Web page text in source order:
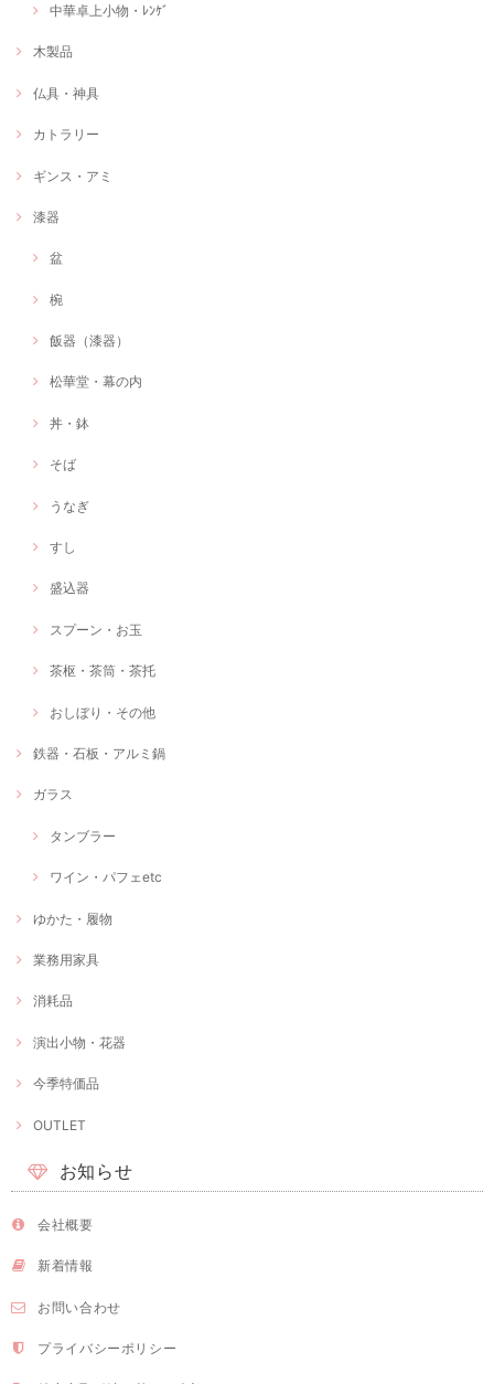
中華卓上小物・ﾚﾝｹﾞ
木製品
仏具・神具
カトラリー
ギンス・アミ
漆器
盆
椀
飯器（漆器）
松華堂・幕の内
丼・鉢
そば
うなぎ
すし
盛込器
スプーン・お玉
茶枢・茶筒・茶托
おしぼり・その他
鉄器・石板・アルミ鍋
ガラス
タンブラー
ワイン・パフェetc
ゆかた・履物
業務用家具
消耗品
演出小物・花器
今季特価品
OUTLET
お知らせ
会社概要
新着情報
お問い合わせ
プライバシーポリシー